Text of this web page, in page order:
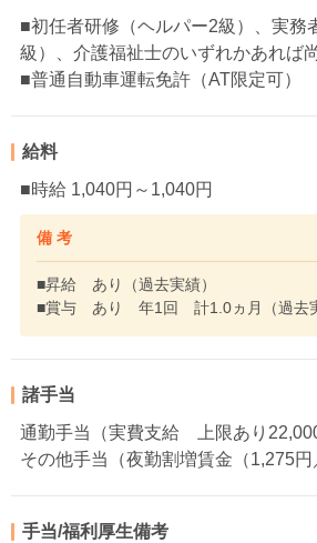
■初任者研修（ヘルパー2級）、実務
級）、介護福祉士のいずれかあれば
■普通自動車運転免許（AT限定可）
給料
■時給 1,040円～1,040円
備 考
■昇給 あり（過去実績）
■賞与 あり 年1回 計1.0ヵ月（過去実
諸手当
通勤手当（実費支給 上限あり22,000
その他手当（夜勤割増賃金（1,275円
手当/福利厚生備考